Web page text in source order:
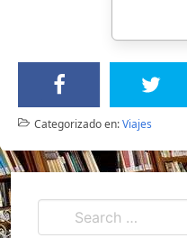
Categorizado en:Viajes